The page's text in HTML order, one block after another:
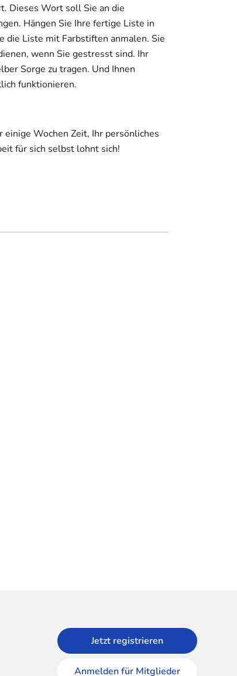
Dieses Wort soll Sie an die
Hängen Sie Ihre fertige Liste in
die Liste mit Farbstiften anmalen. Sie
wenn Sie gestresst sind. Ihr
Sorge zu tragen. Und Ihnen
funktionieren.
einige Wochen Zeit, Ihr persönliches
für sich selbst lohnt sich!
Jetzt registrieren
Anmelden für Mitglieder